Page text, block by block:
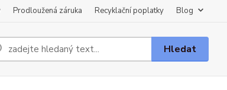
Prodloužená záruka Recyklační poplatky Blog
Hledat